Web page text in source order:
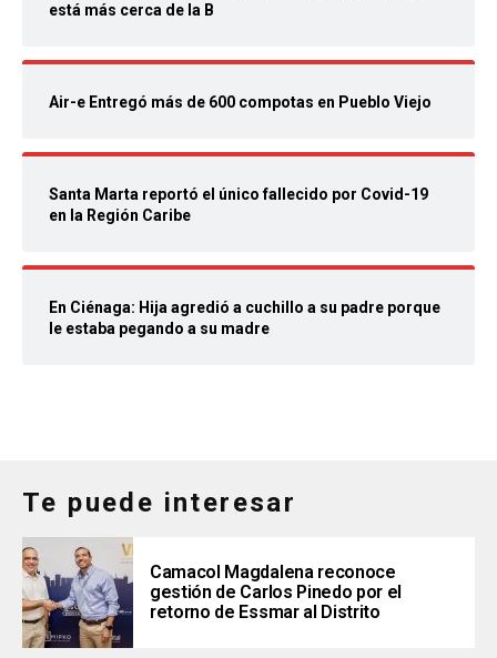
está más cerca de la B
Air-e Entregó más de 600 compotas en Pueblo Viejo
Santa Marta reportó el único fallecido por Covid-19
en la Región Caribe
En Ciénaga: Hija agredió a cuchillo a su padre porque
le estaba pegando a su madre
Te puede interesar
Camacol Magdalena reconoce
gestión de Carlos Pinedo por el
retorno de Essmar al Distrito